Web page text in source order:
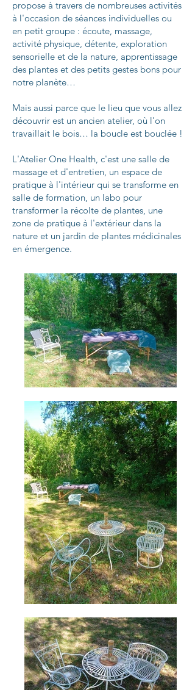
propose à travers de nombreuses activités
à l'occasion de séances individuelles ou
en petit groupe : écoute, massage,
activité physique, détente, exploration
sensorielle et de la nature, apprentissage
des plantes et des petits gestes bons pour
notre planète…
Mais aussi parce que le lieu que vous allez
découvrir est un ancien atelier, où l'on
travaillait le bois… la boucle est bouclée !
L'Atelier One Health, c'est une salle de
massage et d'entretien, un espace de
pratique à l'intérieur qui se transforme en
salle de formation, un labo pour
transformer la récolte de plantes, une
zone de pratique à l'extérieur dans la
nature et un jardin de plantes médicinales
en émergence.